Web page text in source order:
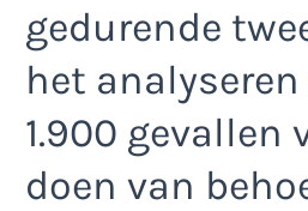
gedurende
het
1.900 gevallen
doen van